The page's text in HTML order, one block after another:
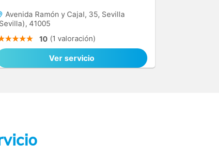
Avenida Ramón y Cajal, 35, Sevilla
41005
10 (1 valoración)
Ver servicio